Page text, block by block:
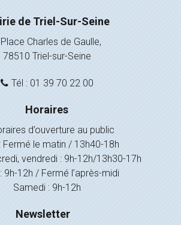
de Triel-Sur-Seine
Place Charles de Gaulle,
78510 Triel-sur-Seine
Tél : 01 39 70 22 00
Horaires
d’ouverture au public
Fermé le matin / 13h40-18h
vendredi : 9h-12h/13h30-17h
9h-12h / Fermé l’après-midi
Samedi : 9h-12h
Newsletter